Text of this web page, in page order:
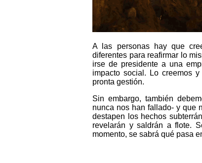
A las personas hay que
diferentes para reafirmar lo
irse de presidente a una
impacto social. Lo creemos
pronta gestión.
Sin embargo, también
nunca nos han fallado- y que
destapen los hechos
revelarán y saldrán a flote.
momento, se sabrá qué pasa